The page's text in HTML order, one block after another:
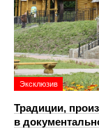
Эксклюзив
Традиции,
в